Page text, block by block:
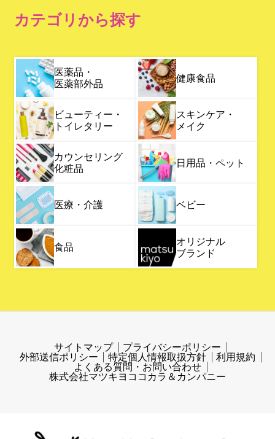
カテゴリから探す
医薬品・
医薬部外品
健康食品
ビューティー・
トイレタリー
スキンケア・
メイク
カウンセリング
化粧品
日用品・ペット
医療・介護 ベビー
食品
オリジナル
ブランド
サイトマップ
プライバシーポリシー
外部送信ポリシー
特定個人情報取扱方針
利用規約
よくある質問・お問い合わせ
株式会社マツキヨココカラ＆カンパニー